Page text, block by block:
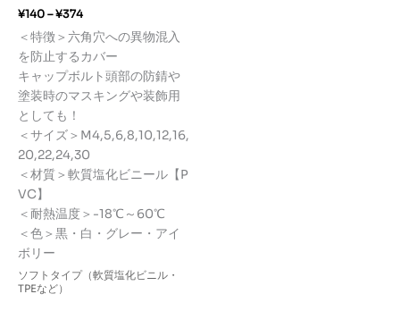
¥140–¥374価
格
帯:
¥140
–
¥374
＜特徴＞六角穴への異物混入
を防止するカバー
キャップボルト頭部の防錆や
塗装時のマスキングや装飾用
としても！
＜サイズ＞M4,5,6,8,10,12,16,
20,22,24,30
＜材質＞軟質塩化ビニール【P
VC】
＜耐熱温度＞-18℃～60℃
＜色＞黒・白・グレー・アイ
ボリー
ソフトタイプ（軟質塩化ビニル・
TPEなど）